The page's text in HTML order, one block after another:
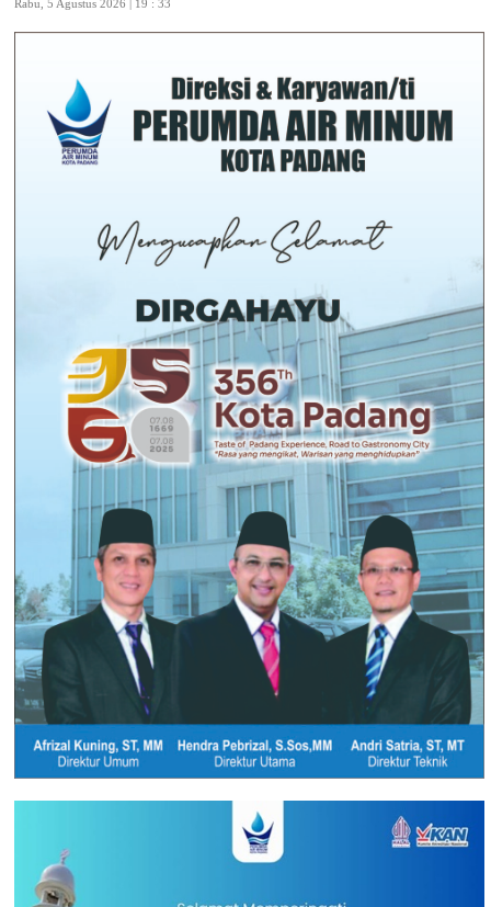
Rabu, 5 Agustus 2026 | 19 : 33